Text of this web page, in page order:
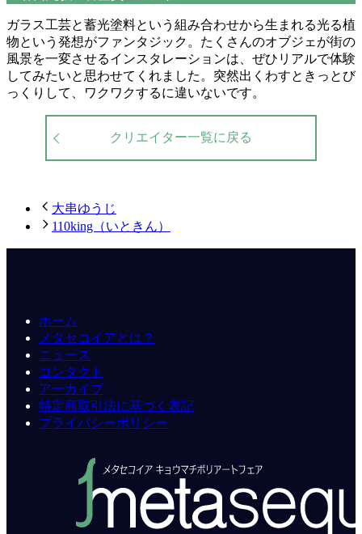
ガラス工芸と蓄光塗料という組み合わせから生まれる光る植
物という発想がファンタジック。たくさんのオブジェが街の
風景を一変させるインスタレーションは、ぜひリアルで体験
してみたいと思わせてくれました。突然出くわすときっとび
っくりして、ワクワクするに違いないです。
クリエイター一覧に戻る
大串ゆうじ
110king（いときん）
ホーム
メタセコイアとは？
ニュース
コンタクト
アーカイブ
特定商取引法に基づく表記
プライバシーポリシー